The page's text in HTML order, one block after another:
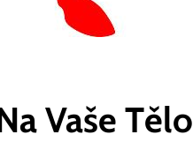
Vaše Tělo